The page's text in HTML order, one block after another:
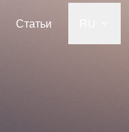
Статьи